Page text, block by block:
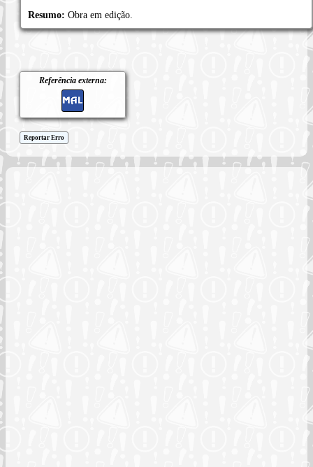
Resumo: Obra em edição.
Referência externa:
Reportar Erro